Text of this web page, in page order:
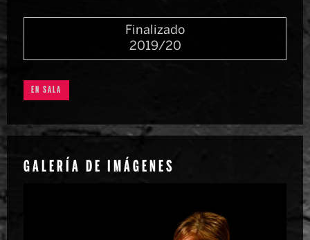
Finalizado
2019/20
EN SALA
GALERÍA DE IMÁGENES